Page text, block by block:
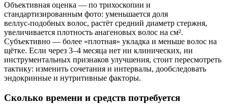
Объективная оценка — по трихоскопии и
стандартизированным фото: уменьшается доля
веллус‑подобных волос, растёт средний диаметр стержня,
увеличивается плотность анагеновых волос на см².
Субъективно — более «плотная» укладка и меньше волос на
щётке. Если через 3–4 месяца нет ни клинических, ни
инструментальных признаков улучшения, стоит пересмотреть
тактику: изменить сочетания и интервалы, дообследовать
эндокринные и нутритивные факторы.
Сколько времени и средств потребуется